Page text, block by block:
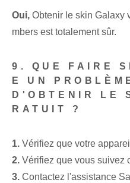
Oui, Obtenir le skin Galaxy
mbers est totalement sûr.
9. QUE FAIRE
E UN
D'OBTENIR LE
RATUIT ?
1. Vérifiez que votre
2. Vérifiez que vous suivez
3. Contactez l'assistance